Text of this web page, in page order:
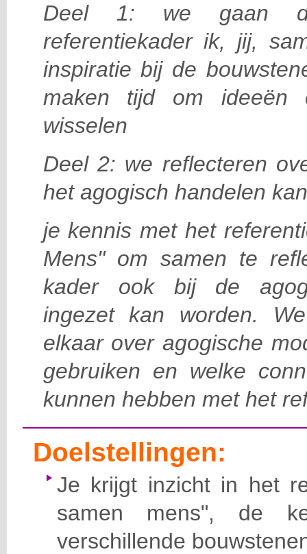
Deel 1: we gaan
referentiekader ik, jij,
inspiratie bij de
maken tijd om ideeën
wisselen
Deel 2: we reflecteren
het agogisch handelen
je kennis met het
Mens" om samen te
kader ook bij de
ingezet kan worden.
elkaar over agogische
gebruiken en welke
kunnen hebben met het
Doelstellingen:
Je krijgt inzicht in het
samen mens", de
verschillende